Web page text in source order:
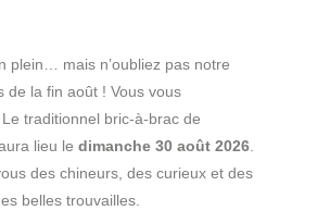
plein… mais n’oubliez pas notre
de la fin août ! Vous vous
traditionnel bric-à-brac de
lieu le dimanche 30 août 2026
des chineurs, des curieux et des
belles trouvailles.